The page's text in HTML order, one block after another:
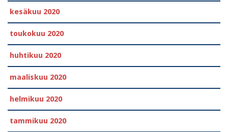
kesäkuu 2020
toukokuu 2020
huhtikuu 2020
maaliskuu 2020
helmikuu 2020
tammikuu 2020